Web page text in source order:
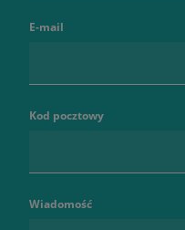
E-mail
Kod pocztowy
Wiadomość